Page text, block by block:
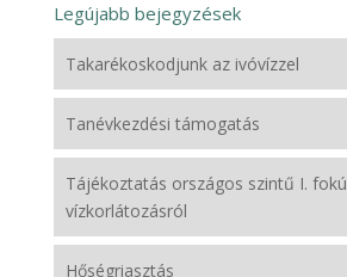
Legújabb bejegyzések
Takarékoskodjunk az ivóvízzel
Tanévkezdési támogatás
Tájékoztatás országos szintű I. fokú
vízkorlátozásról
Hőségriasztás